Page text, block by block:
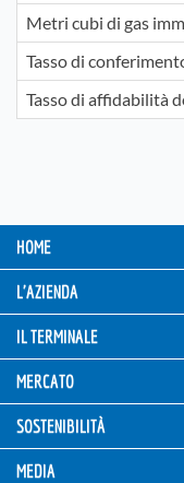
Metri cubi di gas
Tasso di
Tasso di affidabilità
HOME
L'AZIENDA
IL TERMINALE
MERCATO
SOSTENIBILITÀ
MEDIA